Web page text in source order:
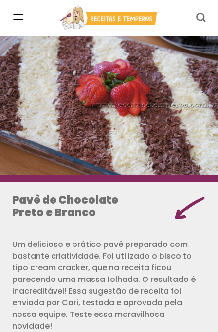
Pavê de Chocolate
Preto e Branco
Um delicioso e prático pavê preparado com
bastante criatividade. Foi utilizado o biscoito
tipo cream cracker, que na receita ficou
parecendo uma massa folhada. O resultado é
inacreditável! Essa sugestão de receita foi
enviada por Cari, testada e aprovada pela
nossa equipe. Teste essa maravilhosa
novidade!